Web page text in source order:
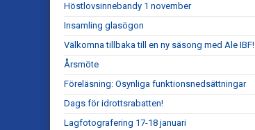
Höstlovsinnebandy 1 november
Insamling glasögon
Välkomna tillbaka till en ny säsong med Ale IBF!
Årsmöte
Föreläsning: Osynliga funktionsnedsättningar
Dags för idrottsrabatten!
Lagfotografering 17-18 januari